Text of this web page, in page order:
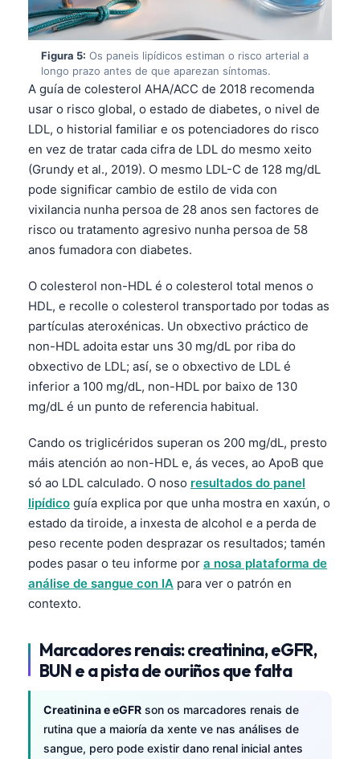
Figura 5: Os paneis lipídicos estiman o risco arterial a
longo prazo antes de que aparezan síntomas.
A guía de colesterol AHA/ACC de 2018 recomenda
usar o risco global, o estado de diabetes, o nivel de
LDL, o historial familiar e os potenciadores do risco
en vez de tratar cada cifra de LDL do mesmo xeito
(Grundy et al., 2019). O mesmo LDL-C de 128 mg/dL
pode significar cambio de estilo de vida con
vixilancia nunha persoa de 28 anos sen factores de
risco ou tratamento agresivo nunha persoa de 58
anos fumadora con diabetes.
O colesterol non-HDL é o colesterol total menos o
HDL, e recolle o colesterol transportado por todas as
partículas ateroxénicas. Un obxectivo práctico de
non-HDL adoita estar uns 30 mg/dL por riba do
obxectivo de LDL; así, se o obxectivo de LDL é
inferior a 100 mg/dL, non-HDL por baixo de 130
mg/dL é un punto de referencia habitual.
Cando os triglicéridos superan os 200 mg/dL, presto
máis atención ao non-HDL e, ás veces, ao ApoB que
só ao LDL calculado. O noso resultados do panel
lipídico guía explica por que unha mostra en xaxún, o
estado da tiroide, a inxesta de alcohol e a perda de
peso recente poden desprazar os resultados; tamén
podes pasar o teu informe por a nosa plataforma de
análise de sangue con IA para ver o patrón en
contexto.
Marcadores renais: creatinina, eGFR,
BUN e a pista de ouriños que falta
Creatinina e eGFR son os marcadores renais de
rutina que a maioría da xente ve nas análises de
sangue, pero pode existir dano renal inicial antes
Українська
O‘zbekcha
Қазақ тілі
Suomi
Slovenčina
كوردی‎
پښتو
سنڌي
සිංහල
অসমীয়া
Македонски јазик
Euskara
Gàidhlig
Occitan
العربية المغربية
Монгол
Basa Jawa
Cebuano
Кыргызча
Татар теле
Беларуская мова
Esperanto
Frysk